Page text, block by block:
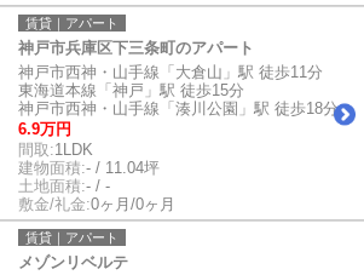
賃貸｜アパート
神戸市兵庫区下三条町のアパート
神戸市西神・山手線「大倉山」駅 徒歩11分
東海道本線「神戸」駅 徒歩15分
神戸市西神・山手線「湊川公園」駅 徒歩18分
6.9万円
間取:1LDK
建物面積:- / 11.04坪
土地面積:- / -
敷金/礼金:0ヶ月/0ヶ月
賃貸｜アパート
メゾンリベルテ